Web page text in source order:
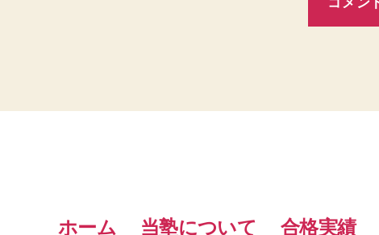
ホーム 当塾について 合格実績